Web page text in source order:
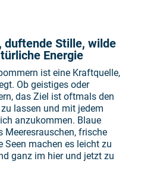
duftende Stille, wilde
Energie
ist eine Kraftquelle,
Ob geistiges oder
das Ziel ist oftmals den
lassen und mit jedem
anzukommen. Blaue
Meeresrauschen, frische
machen es leicht zu
ganz im hier und jetzt zu